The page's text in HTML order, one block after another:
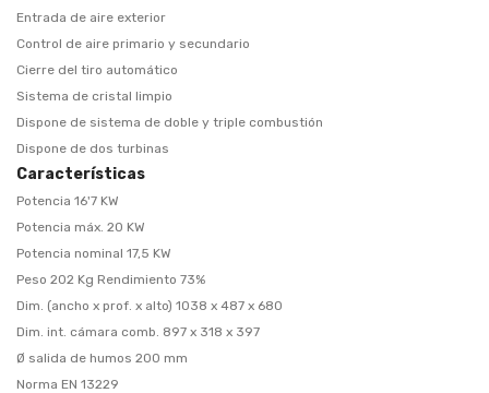
Entrada de aire exterior
Control de aire primario y secundario
Cierre del tiro automático
Sistema de cristal limpio
Dispone de sistema de doble y triple combustión
Dispone de dos turbinas
Características
Potencia 16'7 KW
Potencia máx. 20 KW
Potencia nominal 17,5 KW
Peso 202 Kg Rendimiento 73%
Dim. (ancho x prof. x alto) 1038 x 487 x 680
Dim. int. cámara comb. 897 x 318 x 397
Ø salida de humos 200 mm
Norma EN 13229